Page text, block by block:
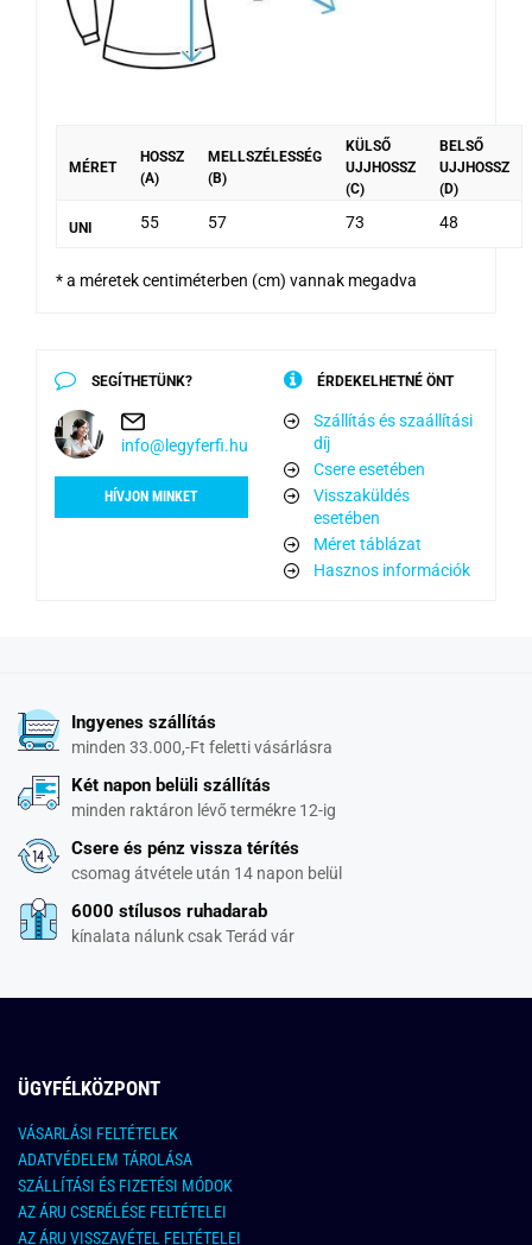
MÉRET
HOSSZ
(A)
MELLSZÉLESSÉG
(B)
KÜLSŐ
UJJHOSSZ
(C)
BELSŐ
UJJHOSSZ
(D)
UNI 55 57 73 48
* a méretek centiméterben (cm) vannak megadva
SEGÍTHETÜNK?
info@legyferfi.hu
HÍVJON MINKET
ÉRDEKELHETNÉ ÖNT
Szállítás és szaállítási
díj
Csere esetében
Visszaküldés
esetében
Méret táblázat
Hasznos információk
Ingyenes szállítás
minden 33.000,-Ft feletti vásárlásra
Két napon belüli szállítás
minden raktáron lévő termékre 12-ig
Csere és pénz vissza térítés
csomag átvétele után 14 napon belül
6000 stílusos ruhadarab
kínalata nálunk csak Terád vár
ÜGYFÉLKÖZPONT
VÁSARLÁSI FELTÉTELEK
ADATVÉDELEM TÁROLÁSA
SZÁLLÍTÁSI ÉS FIZETÉSI MÓDOK
AZ ÁRU CSERÉLÉSE FELTÉTELEI
AZ ÁRU VISSZAVÉTEL FELTÉTELEI